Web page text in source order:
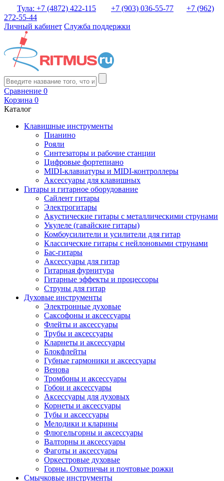
Тула: +7 (4872) 422-115 +7 (903) 036-55-77
+7 (962)
272-55-44
Личный кабинет Служба поддержки
Сравнение 0
Корзина 0
Каталог
Клавишные инструменты
Пианино
Рояли
Синтезаторы и рабочие станции
Цифровые фортепиано
MIDI-клавиатуры и MIDI-контроллеры
Аксессуары для клавишных
Гитары и гитарное оборудование
Сайлент гитары
Электрогитары
Акустические гитары с металлическими струнами
Укулеле (гавайские гитары)
Комбоусилители и усилители для гитар
Классические гитары с нейлоновыми струнами
Бас-гитары
Аксессуары для гитар
Гитарная фурнитура
Гитарные эффекты и процессоры
Струны для гитар
Духовые инструменты
Электронные духовые
Саксофоны и аксессуары
Флейты и аксессуары
Трубы и аксессуары
Кларнеты и аксессуары
Блокфлейты
Губные гармоники и аксессуары
Венова
Тромбоны и аксессуары
Гобои и аксессуары
Аксессуары для духовых
Корнеты и аксессуары
Тубы и аксессуары
Мелодики и кларины
Флюгельгорны и аксессуары
Валторны и аксессуары
Фаготы и аксессуары
Оркестровые духовые
Горны. Охотничьи и почтовые рожки
Смычковые инструменты